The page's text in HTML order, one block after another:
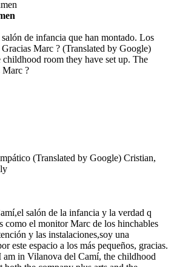
salón de infancia que han montado. Los
Marc ? (Translated by Google)
room they have set up. The
Marc ?
(Translated by Google) Cristian,
salón de la infancia y la verdad q
como el monitor Marc de los hinchables
y las instalaciones,soy una
este espacio a los más pequeños, gracias.
am in Vilanova del Camí, the childhood